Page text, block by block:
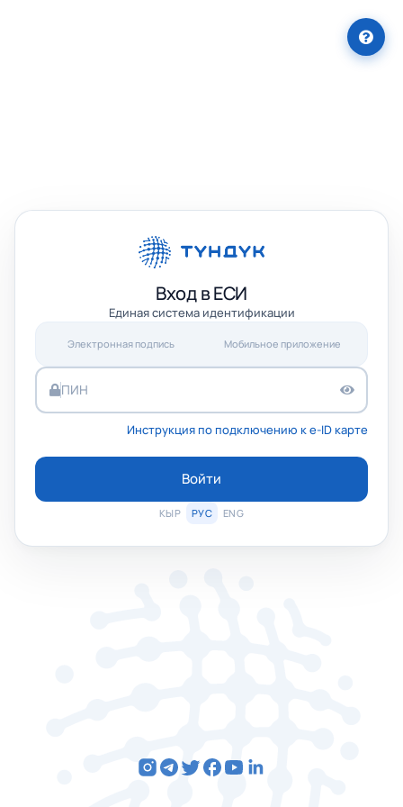
Вход в ЕСИ
Единая система идентификации
Электронная подпись Мобильное приложение
Инструкция по подключению к e-ID карте
Войти
КЫР РУС ENG